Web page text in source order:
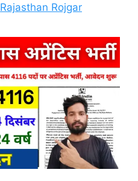
Rajasthan Rojgar